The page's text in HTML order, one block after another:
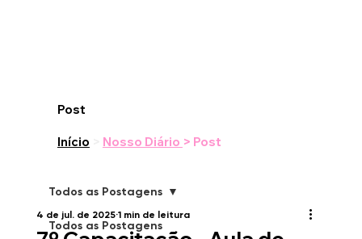
Início Nosso Diário > Post
Post
Todos as Postagens
Todos as Postagens
4 de jul. de 2025 1 min de leitura